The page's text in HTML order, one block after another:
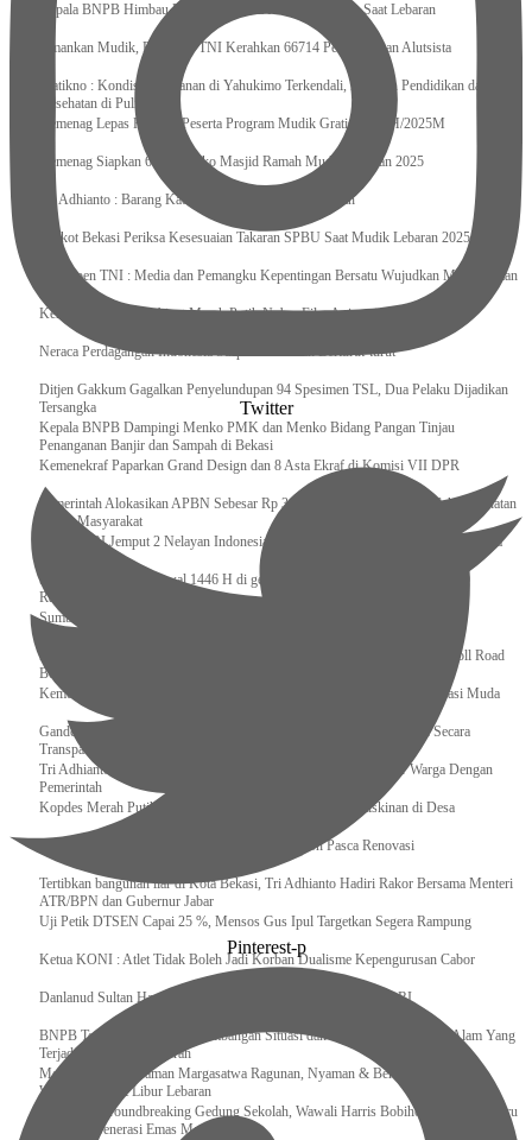
Kepala BNPB Himbau Pemda Waspada Potensi Bencana Saat Lebaran
Amankan Mudik, Panglima TNI Kerahkan 66714 Personel Dan Alutsista
Pratikno : Kondisi Keamanan di Yahukimo Terkendali, Layanan Pendidikan dan
Kesehatan di Pulihkan
Kemenag Lepas Ratusan Peserta Program Mudik Gratis 1446 H/2025M
Kemenag Siapkan 6.180 Posko Masjid Ramah Mudik Lebaran 2025
Tri Adhianto : Barang Kadaluarsa Segera di Kembalikan
Walkot Bekasi Periksa Kesesuaian Takaran SPBU Saat Mudik Lebaran 2025
Kapuspen TNI : Media dan Pemangku Kepentingan Bersatu Wujudkan Mudik Aman
Kemenekraf Ajak Kabinet Merah Putih Nobar Film Animasi Jumbo
Neraca Perdagangan Indonesia Surplus 58 Bulan Berturut-turut
Ditjen Gakkum Gagalkan Penyelundupan 94 Spesimen TSL, Dua Pelaku Dijadikan
Tersangka
Kepala BNPB Dampingi Menko PMK dan Menko Bidang Pangan Tinjau
Penanganan Banjir dan Sampah di Bekasi
Kemenekraf Paparkan Grand Design dan 8 Asta Ekraf di Komisi VII DPR
Pemerintah Alokasikan APBN Sebesar Rp 3,4 Triliun untuk Program Cek Kesehatan
Gratis Masyarakat
Bakamla RI Jemput 2 Nelayan Indonesia di Perbatasan Terluar Indonesia Malaysia
Sidang Isbat Awal Syawal 1446 H di gelar oleh Kementerian Agama pada 29
Ramadan
Sumber Daya Adalah Tantangan Penanganan Darurat Bencana di Daerah
Dukung Kelancaran Lalu Lintas Libur Idul Fitri 1446h / 2025m, Waskita Toll Road
Berlakukan Diskon Tarif Sebesar 20%
Kemenekraf – Kemeninves Perkuat Sinergi Demi Lapangan Kerja Generasi Muda
Gandeng KPK , Gus Ipul Memastikan Penyaluran Bansos Dilakukan Secara
Transparan dan Tepat Sasaran
Tri Adhianto Katakan : Tarling Sebagai Sarana Komunikasi Antar Warga Dengan
Pemerintah
Kopdes Merah Putih Instrumen Penting Pengentasan Kemiskinan di Desa
Presiden, Prabowo Subianto Resmikan 17 Stadion Pasca Renovasi
Tertibkan bangunan liar di Kota Bekasi, Tri Adhianto Hadiri Rakor Bersama Menteri
ATR/BPN dan Gubernur Jabar
Uji Petik DTSEN Capai 25 %, Mensos Gus Ipul Targetkan Segera Rampung
Ketua KONI : Atlet Tidak Boleh Jadi Korban Dualisme Kepengurusan Cabor
Danlanud Sultan Hasanuddin Ikuti Exit Meeting Bersama BPK RI
BNPB Terus Memantau Perkembangan Situasi dan Penanganan Bencana Alam Yang
Terjadi di Beberapa Daerah
Menpar Pastikan Taman Margasatwa Ragunan, Nyaman & Bersih di Kunjungi
Wisatawan Saat Libur Lebaran
Resmikan Groundbreaking Gedung Sekolah, Wawali Harris Bobihoe : Tonggak Baru
Ciptakan Generasi Emas Masa Depan
Twitter
Pinterest-p